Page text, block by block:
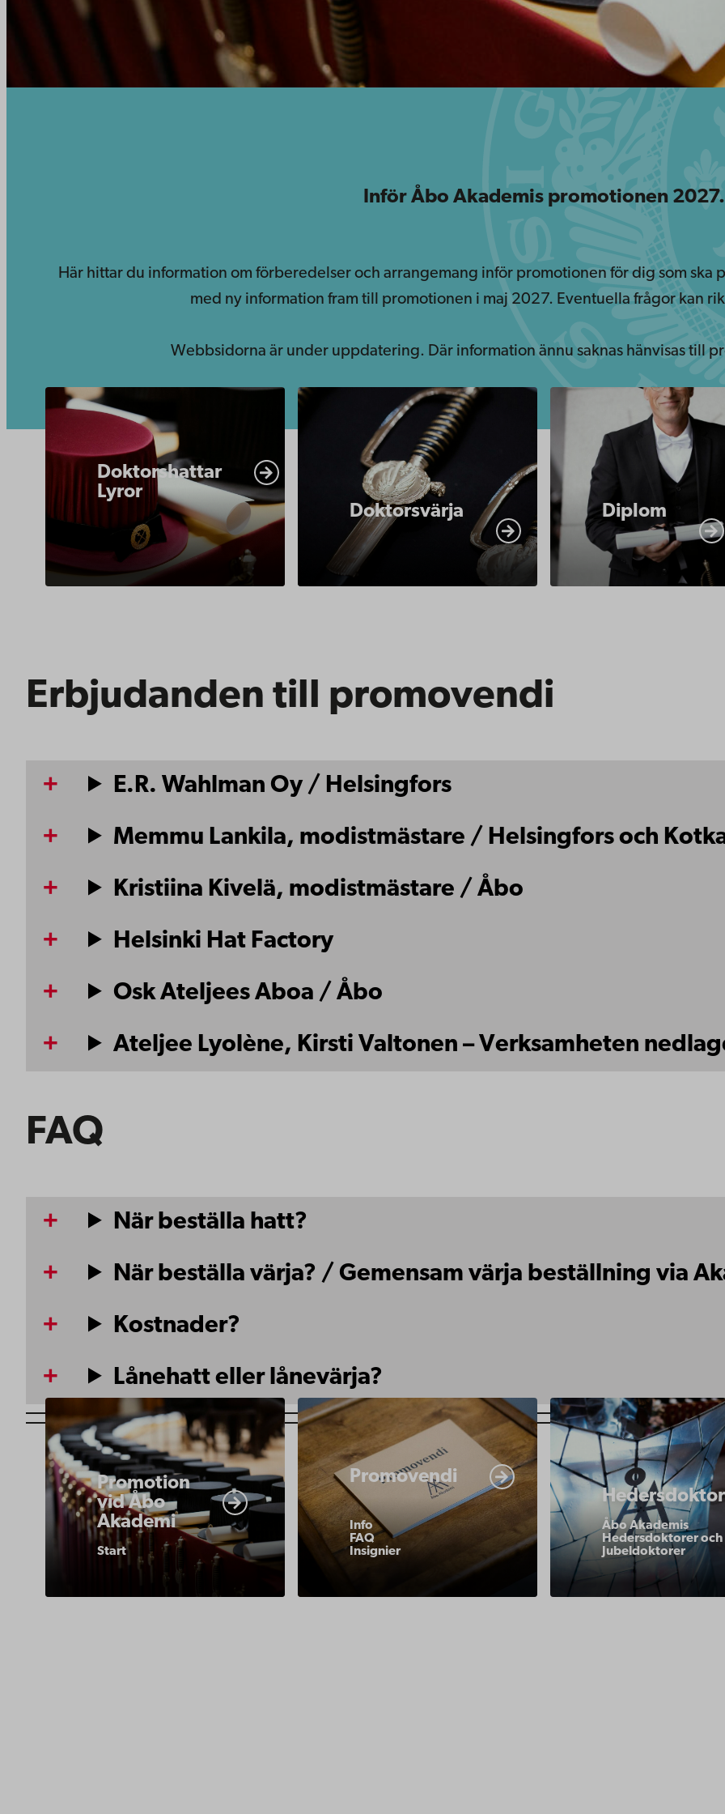
Inför Åbo Akademis promotionen 2027.
Här hittar du information om förberedelser och arrangemang inför promotionen för dig som
med ny information fram till promotionen i maj 2027. Eventuella frågor kan
Webbsidorna är under uppdatering. Där information ännu saknas hänvisas till
Doktorshattar
Lyror
https://www.abo.fi/om-
akademi/akademiska-
traditioner/promotion-
promovendi-
insignier-
doktorshattar-
lyror/
Doktorsvärja
https://www.abo.fi/om-
akademi/akademiska-
traditioner/promotion/insignier/insignier-
doktorsvarja/
Diplom
https://www.abo.fi/om-
akademi/akademiska-
traditioner/promotion/
diplom/
Erbjudanden till promovendi
E.R. Wahlman Oy / Helsingfors
Memmu Lankila, modistmästare / Helsingfors och
Kristiina Kivelä, modistmästare / Åbo
Helsinki Hat Factory
Osk Ateljees Aboa / Åbo
Ateljee Lyolène, Kirsti Valtonen – Verksamheten
FAQ
När beställa hatt?
När beställa värja? / Gemensam värja beställning via
Kostnader?
Lånehatt eller lånevärja?
Promotion
vid Åbo
Akademi
Start
https://www.abo.fi/om-
abo-
akademi/akademiska-
traditioner/promotionstarttest/
Promovendi
Info
FAQ
Insignier
https://www.abo.fi/om-
abo-
akademi/akademiska-
traditioner/promotionstarttest-
promovendi/
Åbo Akademis
Hedersdoktorer och
Jubeldoktorer
https://www.abo.fi/om-
abo-
akademi/akademiska-
traditioner/promotion/
akademis-
hedersdoktorer/